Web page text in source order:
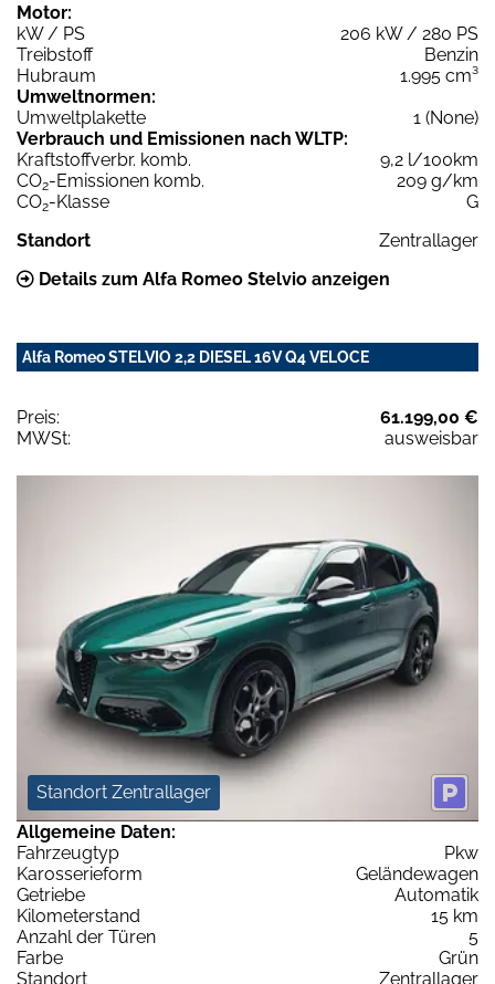
Motor:
kW / PS
206 kW / 280 PS
Treibstoff
Benzin
Hubraum
1.995 cm³
Umweltnormen:
Umweltplakette
1 (None)
Verbrauch und Emissionen nach WLTP:
Kraftstoffverbr. komb.
9,2 l/100km
CO2-Emissionen komb.
209 g/km
CO2-Klasse
G
Standort
Zentrallager
Details zum Alfa Romeo Stelvio anzeigen
Alfa Romeo STELVIO 2,2 DIESEL 16V Q4 VELOCE
Preis:
61.199,00 €
MWSt:
ausweisbar
Standort Zentrallager
Allgemeine Daten:
Fahrzeugtyp
Pkw
Karosserieform
Geländewagen
Getriebe
Automatik
Kilometerstand
15 km
Anzahl der Türen
5
Farbe
Grün
Standort
Zentrallager